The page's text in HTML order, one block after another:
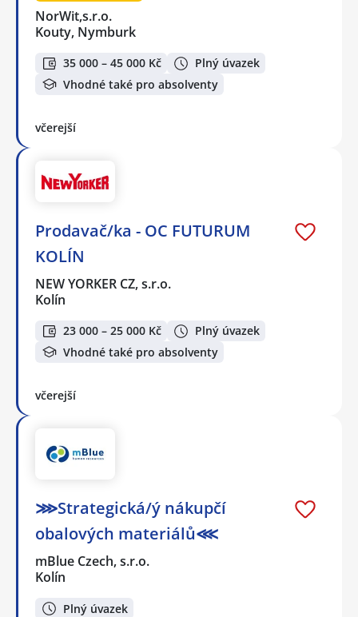
NorWit,s.r.o.
Kouty, Nymburk
35 000 – 45 000 Kč
Plný úvazek
Vhodné také pro absolventy
včerejší
Prodavač/ka - OC FUTURUM
KOLÍN
NEW YORKER CZ, s.r.o.
Kolín
23 000 – 25 000 Kč
Plný úvazek
Vhodné také pro absolventy
včerejší
⋙Strategická/ý nákupčí
obalových materiálů⋘
mBlue Czech, s.r.o.
Kolín
Plný úvazek